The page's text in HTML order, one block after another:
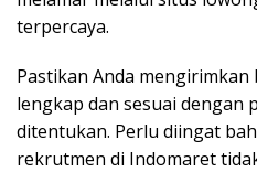
terpercaya.
Pastikan Anda
lengkap dan sesuai dengan
ditentukan. Perlu diingat
rekrutmen di Indomaret